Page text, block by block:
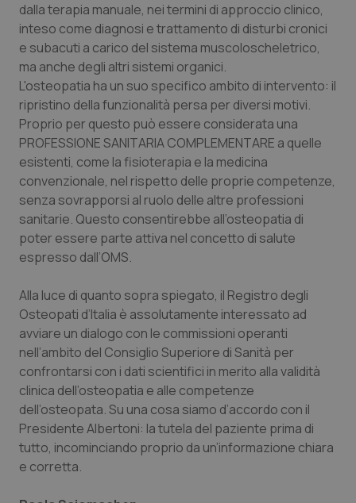
dalla terapia manuale, nei termini di approccio clinico,
inteso come diagnosi e trattamento di disturbi cronici
e subacuti a carico del sistema muscoloscheletrico,
ma anche degli altri sistemi organici.
L'osteopatia ha un suo specifico ambito di intervento: il
ripristino della funzionalità persa per diversi motivi.
Proprio per questo può essere considerata una
PROFESSIONE SANITARIA COMPLEMENTARE a quelle
esistenti, come la fisioterapia e la medicina
convenzionale, nel rispetto delle proprie competenze,
senza sovrapporsi al ruolo delle altre professioni
sanitarie. Questo consentirebbe all’osteopatia di
poter essere parte attiva nel concetto di salute
espresso dall’OMS.
Alla luce di quanto sopra spiegato, il Registro degli
Osteopati d’Italia è assolutamente interessato ad
avviare un dialogo con le commissioni operanti
nell’ambito del Consiglio Superiore di Sanità per
confrontarsi con i dati scientifici in merito alla validità
clinica dell’osteopatia e alle competenze
dell’osteopata. Su una cosa siamo d’accordo con il
Presidente Albertoni: la tutela del paziente prima di
tutto, incominciando proprio da un’informazione chiara
e corretta.